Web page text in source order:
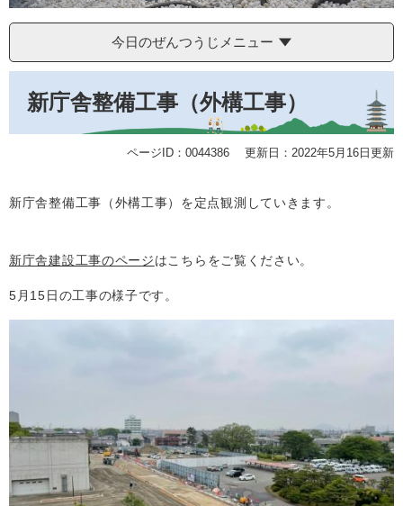
今日のぜんつうじメニュー
新庁舎整備工事（外構工事）
ページID：0044386 更新日：2022年5月16日更新
新庁舎整備工事（外構工事）を定点観測していきます。
新庁舎建設工事のページはこちらをご覧ください。
5月15日の工事の様子です。